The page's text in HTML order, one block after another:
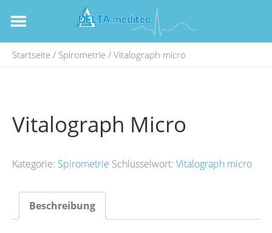
Startseite / Spirometrie / Vitalograph micro
Vitalograph Micro
Kategorie: Spirometrie Schlüsselwort: Vitalograph micro
Beschreibung